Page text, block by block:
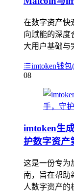
在数字资产快
向赋能的深度
大用户基础与
imtoken钱
08
imtoken生
护数字资产
这是一份专为
南，旨在帮助
人数字资产的